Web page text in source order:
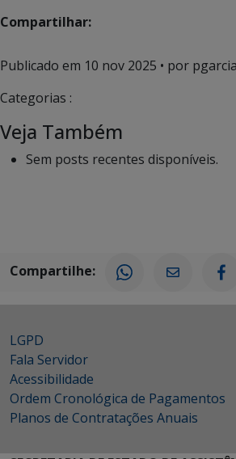
Compartilhar:
Publicado em 10 nov 2025 • por
Categorias :
Veja Também
Sem posts recentes disponíveis.
Compartilhe:
LGPD
Fala Servidor
Acessibilidade
Ordem Cronológica de Pagamentos
Planos de Contratações Anuais